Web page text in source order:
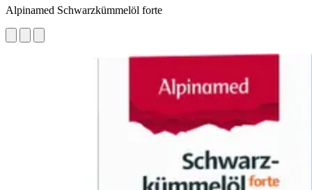
Alpinamed Schwarzkümmelöl forte